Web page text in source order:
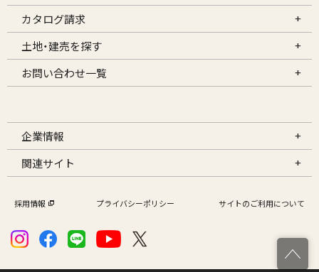
カタログ請求
土地・建売を探す
お問い合わせ一覧
企業情報
関連サイト
採用情報 プライバシーポリシー サイトのご利用について